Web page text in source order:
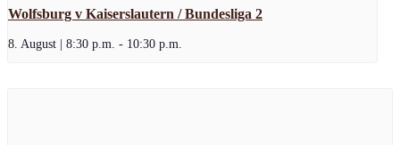
Wolfsburg v Kaiserslautern / Bundesliga 2
8. August | 8:30 p.m. - 10:30 p.m.